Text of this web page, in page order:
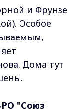
и Фрунзе
Особое
Дома тут
"Союз